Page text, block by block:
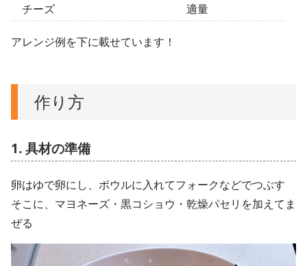
チーズ
適量
アレンジ例を下に載せています！
作り方
1. 具材の準備
卵はゆで卵にし、ボウルに入れてフォークなどでつぶす
そこに、マヨネーズ・黒コショウ・乾燥パセリを加えてま
ぜる